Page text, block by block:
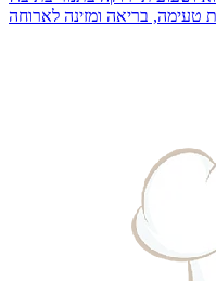
טעימה, בריאה ומזינה לארוחה